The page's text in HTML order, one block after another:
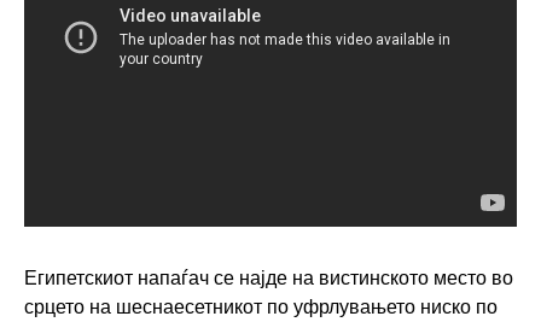
Египетскиот напаѓач се најде на вистинското место во
срцето на шеснаесетникот по уфрлувањето ниско по